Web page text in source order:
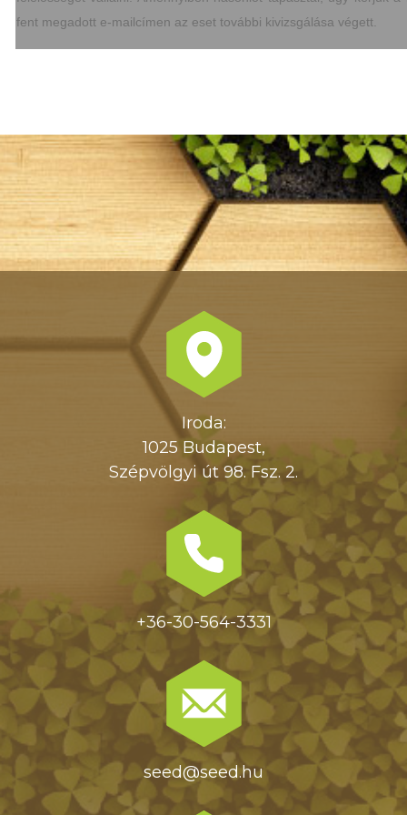
fent megadott e-mailcímen az eset további kivizsgálása végett.
Iroda:
1025 Budapest,
Szépvölgyi út 98. Fsz. 2.
+36-30-564-3331
seed@seed.hu